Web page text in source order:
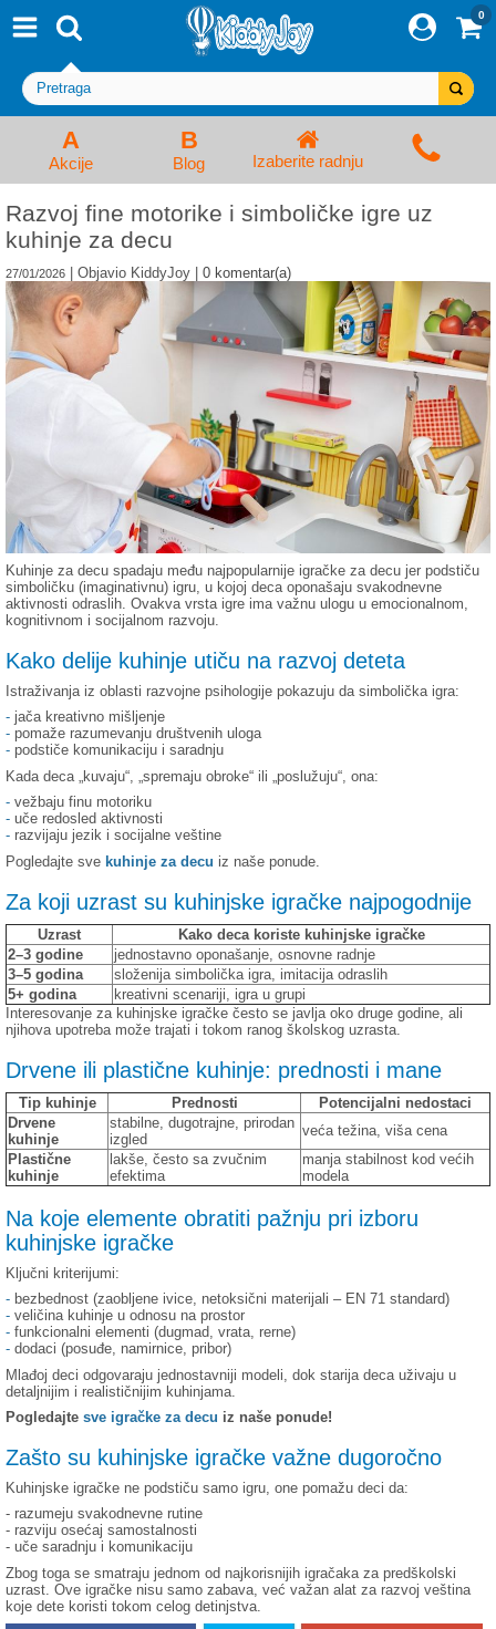
Proizvodi
Početna
Kolica za bebe i dečija kolica
Kreveci, ljuljaške i ležaljke
Kadice, noše i adapteri
Hranilice, flašice i cucle
Monitori, Ogradice i tricikli
Posteljine, vrećice i baldahini
Odeća i obuća
Igračke za bebe i decu
AKCIJA
Prodavnica
Call Centar
011 438 1 000
0
A
Akcije
B
Blog Izaberite radnju
Razvoj fine motorike i simboličke igre uz
kuhinje za decu
27/01/2026 Objavio KiddyJoy 0 komentar(a)
Kuhinje za decu spadaju među najpopularnije igračke za decu jer podstiču
simboličku (imaginativnu) igru, u kojoj deca oponašaju svakodnevne
aktivnosti odraslih. Ovakva vrsta igre ima važnu ulogu u emocionalnom,
kognitivnom i socijalnom razvoju.
Kako delije kuhinje utiču na razvoj deteta
Istraživanja iz oblasti razvojne psihologije pokazuju da simbolička igra:
- jača kreativno mišljenje
- pomaže razumevanju društvenih uloga
- podstiče komunikaciju i saradnju
Kada deca „kuvaju“, „spremaju obroke“ ili „poslužuju“, ona:
- vežbaju finu motoriku
- uče redosled aktivnosti
- razvijaju jezik i socijalne veštine
Pogledajte sve kuhinje za decu iz naše ponude.
Za koji uzrast su kuhinjske igračke najpogodnije
Uzrast
Kako deca koriste kuhinjske igračke
2–3 godine
jednostavno oponašanje, osnovne radnje
3–5 godina
složenija simbolička igra, imitacija odraslih
5+ godina
kreativni scenariji, igra u grupi
Interesovanje za kuhinjske igračke često se javlja oko druge godine, ali
njihova upotreba može trajati i tokom ranog školskog uzrasta.
Drvene ili plastične kuhinje: prednosti i mane
Tip kuhinje Prednosti
Potencijalni nedostaci
Drvene
kuhinje
stabilne, dugotrajne, prirodan
izgled
veća težina, viša cena
Plastične
kuhinje
lakše, često sa zvučnim
efektima
manja stabilnost kod većih
modela
Na koje elemente obratiti pažnju pri izboru
kuhinjske igračke
Ključni kriterijumi:
- bezbednost (zaobljene ivice, netoksični materijali – EN 71 standard)
- veličina kuhinje u odnosu na prostor
- funkcionalni elementi (dugmad, vrata, rerne)
- dodaci (posuđe, namirnice, pribor)
Mlađoj deci odgovaraju jednostavniji modeli, dok starija deca uživaju u
detaljnijim i realističnijim kuhinjama.
Pogledajte sve igračke za decu iz naše ponude!
Zašto su kuhinjske igračke važne dugoročno
Kuhinjske igračke ne podstiču samo igru, one pomažu deci da:
- razumeju svakodnevne rutine
- razviju osećaj samostalnosti
- uče saradnju i komunikaciju
Zbog toga se smatraju jednom od najkorisnijih igračaka za predškolski
uzrast. Ove igračke nisu samo zabava, već važan alat za razvoj veština
koje dete koristi tokom celog detinjstva.